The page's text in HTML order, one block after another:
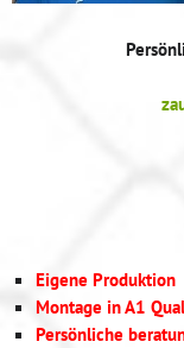
Eigene Produktion
Montage in A1
Persönliche